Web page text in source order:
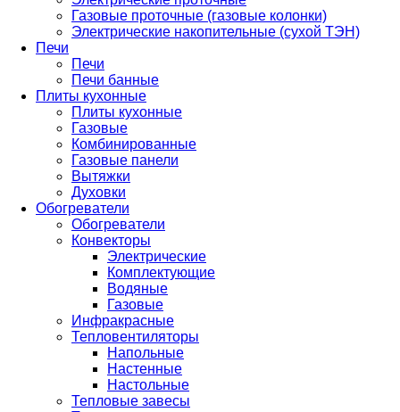
Газовые проточные (газовые колонки)
Электрические накопительные (сухой ТЭН)
Печи
Печи
Печи банные
Плиты кухонные
Плиты кухонные
Газовые
Комбинированные
Газовые панели
Вытяжки
Духовки
Обогреватели
Обогреватели
Конвекторы
Электрические
Комплектующие
Водяные
Газовые
Инфракрасные
Тепловентиляторы
Напольные
Настенные
Настольные
Тепловые завесы